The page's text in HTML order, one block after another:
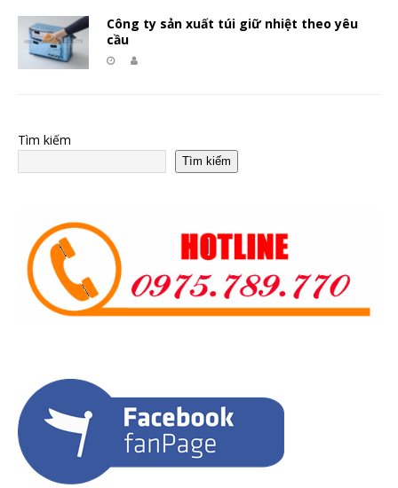
Công ty sản xuất túi giữ nhiệt theo yêu
cầu
Tìm kiếm
Tìm kiếm